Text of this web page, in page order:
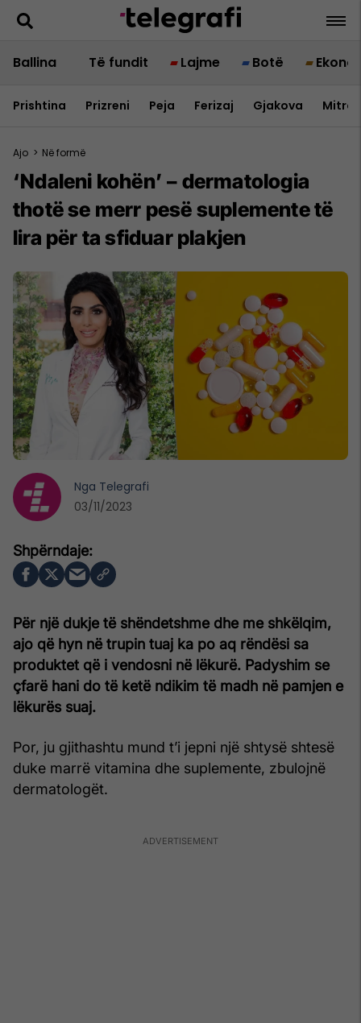
Ballina Të fundit Lajme Botë
Prishtina Prizreni Peja Ferizaj Gjakova
Ajo > Në formë
‘Ndaleni kohën’ – dermatologia
thotë se merr pesë suplemente të
lira për ta sfiduar plakjen
Për një dukje të shëndetshme dhe me shkëlqim,
ajo që hyn në trupin tuaj ka po aq rëndësi sa
produktet që i vendosni në lëkurë. Padyshim se
çfarë hani do të ketë ndikim të madh në pamjen e
lëkurës suaj.
Por, ju gjithashtu mund t’i jepni një shtysë shtesë
duke marrë vitamina dhe suplemente, zbulojnë
dermatologët.
Nga Telegrafi
03/11/2023